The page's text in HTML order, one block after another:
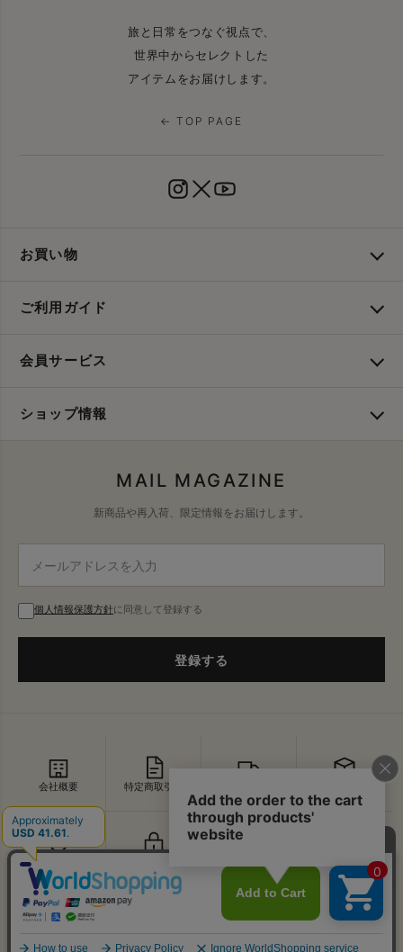
旅と日常をつなぐ視点で、
世界中からセレクトした
アイテムをお届けします。
← TOP PAGE
お買い物
ご利用ガイド
会員サービス
ショップ情報
MAIL MAGAZINE
新商品や再入荷、限定情報をお届けします。
個人情報保護方針に同意して登録する
登録する
会社概要 特定商取引法
セキュリティ お問い合わせ
↑
PAGE TOP